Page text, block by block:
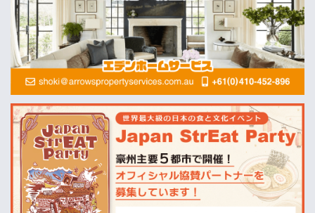
オセアニア一般経済ニュース
畜産
MLA=豪州食肉家畜生産者事業団
酪農
Dairy Australia
農業
ABARES=オーストラリア農業資源経済・科学局
天気
オーストラリアの天気(BOM)
ニュージーランドの天気(MetService)
プライスチェック